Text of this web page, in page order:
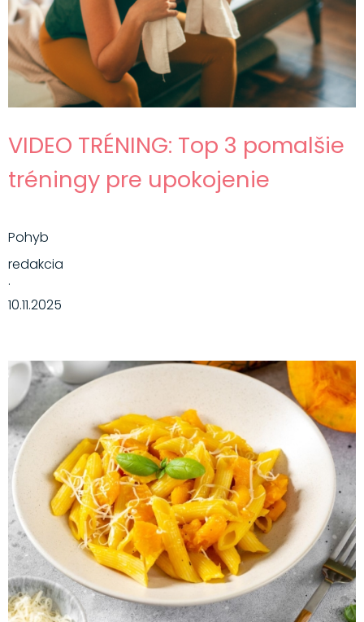
VIDEO TRÉNING: Top 3 pomalšie
tréningy pre upokojenie
Pohyb
redakcia
·
10.11.2025